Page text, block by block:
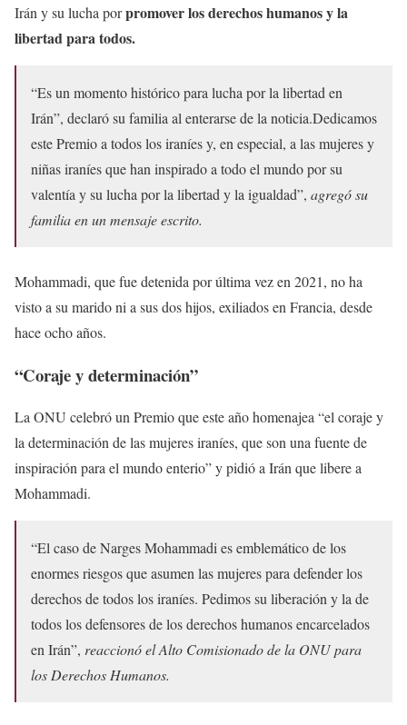
Irán y su lucha porpromover los derechos humanos y la
libertad para todos.
“Es un momento histórico para lucha por la libertad en
Irán”, declaró su familia al enterarse de la noticia.Dedicamos
este Premio a todos los iraníes y, en especial, a las mujeres y
niñas iraníes que han inspirado a todo el mundo por su
valentía y su lucha por la libertad y la igualdad”, agregó su
familia en un mensaje escrito.
Mohammadi, que fue detenida por última vez en 2021, no ha
visto a su marido ni a sus dos hijos, exiliados en Francia, desde
hace ocho años.
“Coraje y determinación”
La ONU celebró un Premio que este año homenajea “el coraje y
la determinación de las mujeres iraníes, que son una fuente de
inspiración para el mundo enterio” y pidió a Irán que libere a
Mohammadi.
“El caso de Narges Mohammadi es emblemático de los
enormes riesgos que asumen las mujeres para defender los
derechos de todos los iraníes. Pedimos su liberación y la de
todos los defensores de los derechos humanos encarcelados
en Irán”, reaccionó el Alto Comisionado de la ONU para
los Derechos Humanos.